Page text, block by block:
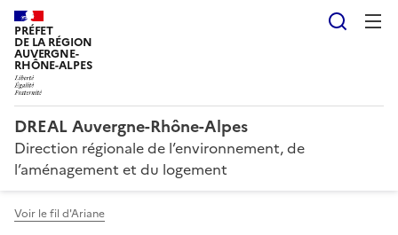
PRÉFET
DE LA RÉGION
AUVERGNE-
RHÔNE-ALPES
DREAL Auvergne-Rhône-Alpes
Direction régionale de l’environnement, de
l’aménagement et du logement
Voir le fil d'Ariane